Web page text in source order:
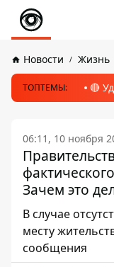
Новости Жизнь
ТОПТЕМЫ: 🔴
06:11, 10 ноября
Зачем это
В случае
месту
сообщения